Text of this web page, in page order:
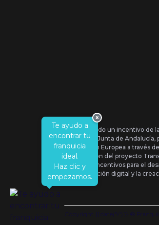
Se ha recibido un incentivo de
IDEA, de la Junta de
por la Unión Europea a través
la realización del proyecto
Orden de Incentivos para el
transformación digital y la
Copyright {{ date('Y') }} ®
Te ayudo a
encontrar tu
franquicia
ideal.
Haz clic y
empezamos.
×